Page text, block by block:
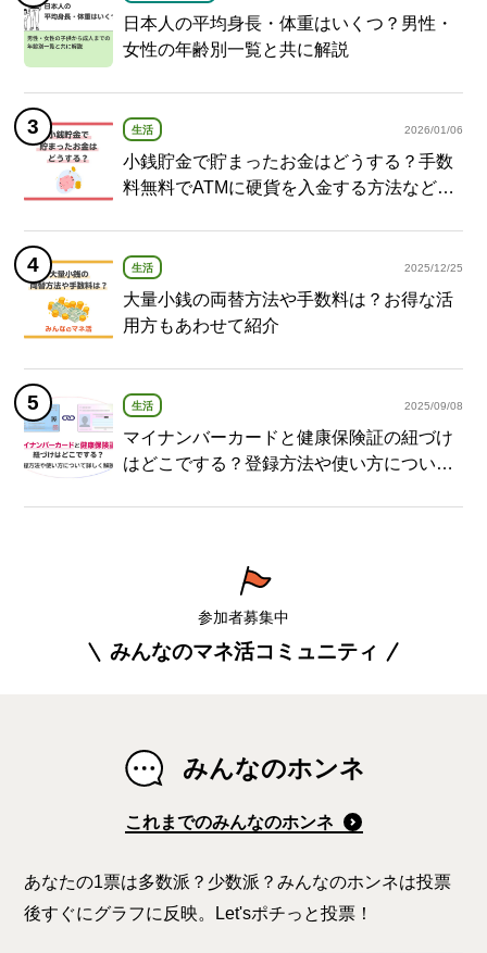
日本人の平均身長・体重はいくつ？男性・
女性の年齢別一覧と共に解説
生活 2026/01/06
小銭貯金で貯まったお金はどうする？手数
料無料でATMに硬貨を入金する方法など紹
生活 2025/12/25
大量小銭の両替方法や手数料は？お得な活
用方もあわせて紹介
生活 2025/09/08
マイナンバーカードと健康保険証の紐づけ
はどこでする？登録方法や使い方について
参加者募集中
みんなのマネ活コミュニティ
みんなのホンネ
これまでのみんなのホンネ
あなたの1票は多数派？少数派？みんなのホンネは投票
後すぐにグラフに反映。Let'sポチっと投票！